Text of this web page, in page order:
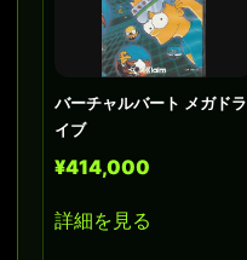
バーチャルバート メガドラ
イブ
¥414,000
詳細を見る